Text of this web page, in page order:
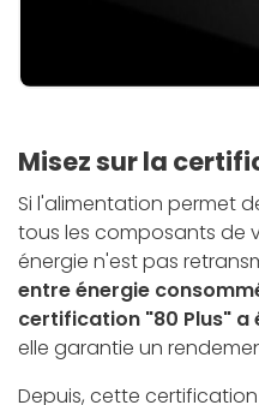
Misez sur la
Si l'alimentation permet
tous les composants de
énergie n'est pas
entre énergie
certification "80 Plus" a
elle garantie un
Depuis, cette